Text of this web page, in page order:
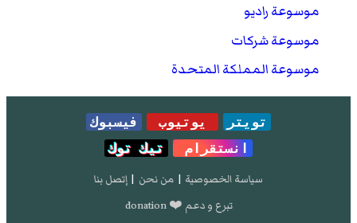
موسوعة راديو
موسوعة شركات
موسوعة المملكة المتحدة
تويتر يوتيوب
فيسبوك
انستقرام
تيك توك
سياسة الخصوصية | من نحن | إتصل بنا
تبرع و دعم ❤️ donation